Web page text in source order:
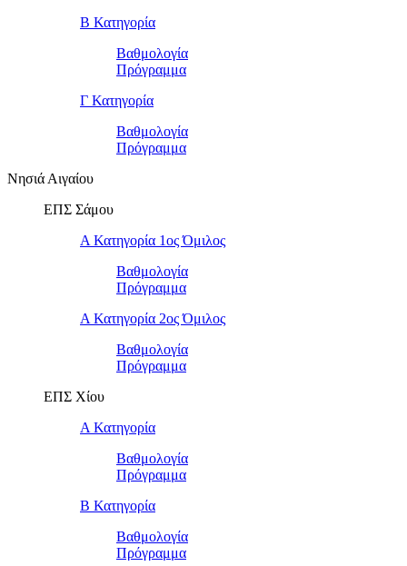
Β Κατηγορία
Βαθμολογία
Πρόγραμμα
Γ Κατηγορία
Βαθμολογία
Πρόγραμμα
Νησιά Αιγαίου
ΕΠΣ Σάμου
Α Κατηγορία 1ος Όμιλος
Βαθμολογία
Πρόγραμμα
Α Κατηγορία 2ος Όμιλος
Βαθμολογία
Πρόγραμμα
ΕΠΣ Χίου
Α Κατηγορία
Βαθμολογία
Πρόγραμμα
Β Κατηγορία
Βαθμολογία
Πρόγραμμα